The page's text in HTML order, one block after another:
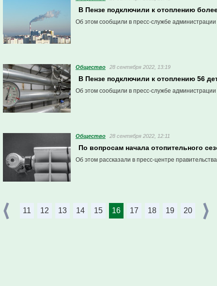
В Пензе подключили к отоплению
Об этом сообщили в пресс-службе
Общество 28 сентября 2022, 13:19
В Пензе подключили к отоплению 56
Об этом сообщили в пресс-службе
Общество 28 сентября 2022, 12:11
По вопросам начала отопительного
Об этом рассказали в пресс-центре
11 12 13 14 15 16 17 18 19 20